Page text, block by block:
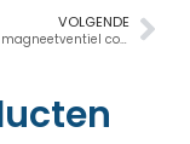
VOLGENDE
A2 FASTON – magneetventiel connectoren